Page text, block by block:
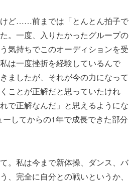
ど……前までは「とんとん拍子で
。一度、入りたかったグループの
気持ちでこのオーディションを受
は一度挫折を経験しているんで
ましたが、それが今の力になって
ことが正解だと思っていたけれ
で正解なんだ」と思えるようにな
してからの1年で成長できた部分
。私は今まで新体操、ダンス、バ
完全に自分との戦いというか、